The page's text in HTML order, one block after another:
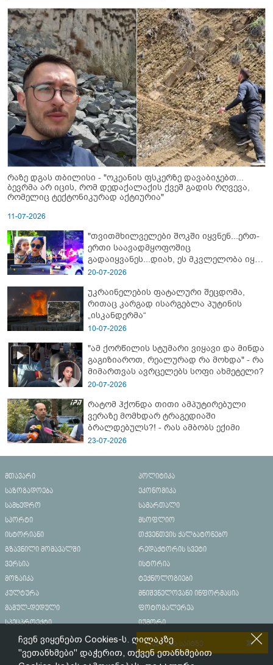
რაზე დგას თბილისი - "ოკეანის ფსკერზე დავაბიჯებთ...
ბევრმა არ იცის, რომ დედაქალაქის ქვეშ გადის რღვევა,
რომელიც ტექტონიკურად აქტიურია"
11-07-2026
"თვითმხილველები შოკში იყვნენ...ერთ-
ერთი საავადმყოფოშიც
გადაიყვანეს...დიახ, ეს მკვლელობა იყო"
- გორში დატრიალებული ტრაგედიის
20-07-2026
უკრაინელების ფატალური შეცდომა,
რითაც კარგად ისარგებლა პუტინის
„ისკანდერმა“
10-07-2026
"ამ ქორწილის სტუმარი ვიყავი და მინდა
გაგიზიაროთ, რეალურად რა მოხდა" - რა
მიმართვას ავრცელებს სოფი ახმეტელი?
20-07-2026
რატომ ჰქონდა თითი ამპუტირებული
ვერაზე მომხდარ ტრაგედიაში
ბრალდებულს?! - რას ამბობს ექიმი
23-07-2026
მთავარი
პოლიტიკა
საზოგადოება
ეკონომიკა
სამხედრო
სამართალი
სპორტი
მსოფლიო
ისტორიანი
თქვენთვის ქალბატონებო
გზავნილი მომავალში
რედაქტორის სვეტი
ვერსია
ისტორია
მოზაიკა
ტექნოლოგიები
კულტურა
მნიშვნელოვანი ინფორმაცია
მამულ-დედული
ფოტოგალერეა
სპეცპროექტი
იუმორი
რეკლამა საიტზე
ჩვენ ვიყენებთ Cookies-ს. ღილაკზე
"ვეთანხმები" დაჭერით, თქვენ ეთანხმებით